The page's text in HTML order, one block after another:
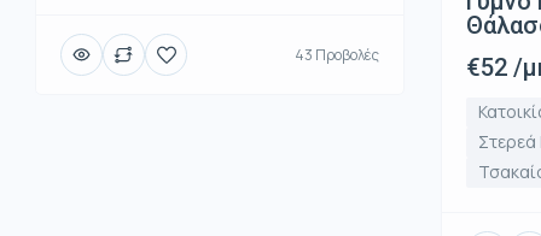
43 Προβολές
€52 /